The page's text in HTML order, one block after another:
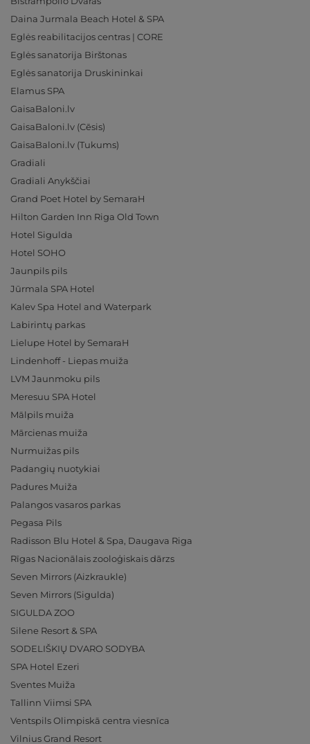
Daina Jurmala Beach Hotel & SPA
Eglės reabilitacijos centras | CORE
Eglės sanatorija Birštonas
Eglės sanatorija Druskininkai
Elamus SPA
GaisaBaloni.lv
GaisaBaloni.lv (Cēsis)
GaisaBaloni.lv (Tukums)
Gradiali
Gradiali Anykščiai
Grand Poet Hotel by SemaraH
Hilton Garden Inn Riga Old Town
Hotel Sigulda
Hotel SOHO
Jaunpils pils
Jūrmala SPA Hotel
Kalev Spa Hotel and Waterpark
Labirintų parkas
Lielupe Hotel by SemaraH
Lindenhoff - Liepas muiža
LVM Jaunmoku pils
Meresuu SPA Hotel
Mālpils muiža
Mārcienas muiža
Nurmuižas pils
Padangių nuotykiai
Padures Muiža
Palangos vasaros parkas
Pegasa Pils
Radisson Blu Hotel & Spa, Daugava Riga
Rīgas Nacionālais zooloģiskais dārzs
Seven Mirrors (Aizkraukle)
Seven Mirrors (Sigulda)
SIGULDA ZOO
Silene Resort & SPA
SODELIŠKIŲ DVARO SODYBA
SPA Hotel Ezeri
Sventes Muiža
Tallinn Viimsi SPA
Ventspils Olimpiskā centra viesnīca
Vilnius Grand Resort